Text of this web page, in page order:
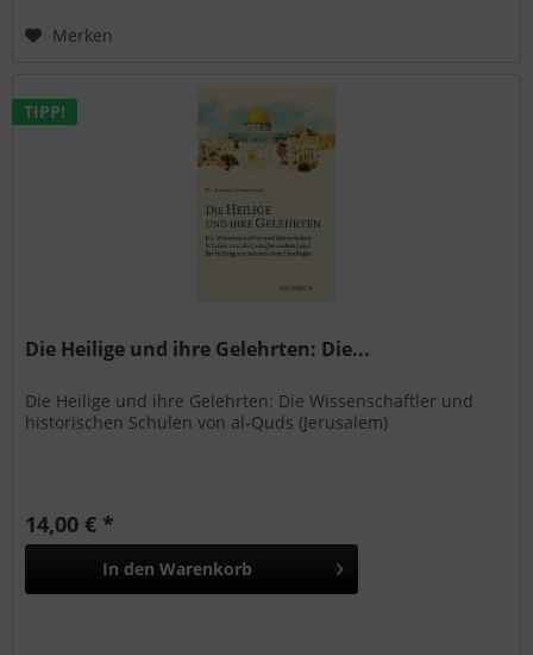
Merken
TIPP!
Die Heilige und ihre Gelehrten: Die...
Die Heilige und ihre Gelehrten: Die Wissenschaftler und
historischen Schulen von al-Quds (Jerusalem)
14,00 € *
In den Warenkorb